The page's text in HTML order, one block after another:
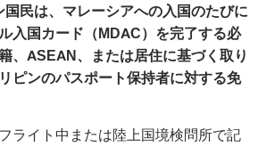
民は、マレーシアへの入国のたびに
入国カード（MDAC）を完了する必
、ASEAN、または居住に基づく取り
ピンのパスポート保持者に対する免
ライト中または陸上国境検問所で記